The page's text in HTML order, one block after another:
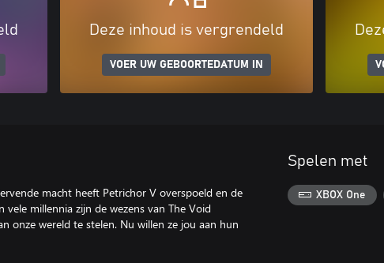
Deze inhoud is vergrendeld
VOER UW GEBOORTEDATUM IN
macht heeft Petrichor V overspoeld en de
millennia zijn de wezens van The Void
onze wereld te stelen. Nu willen ze jou aan hun
Spelen met
XBOX One